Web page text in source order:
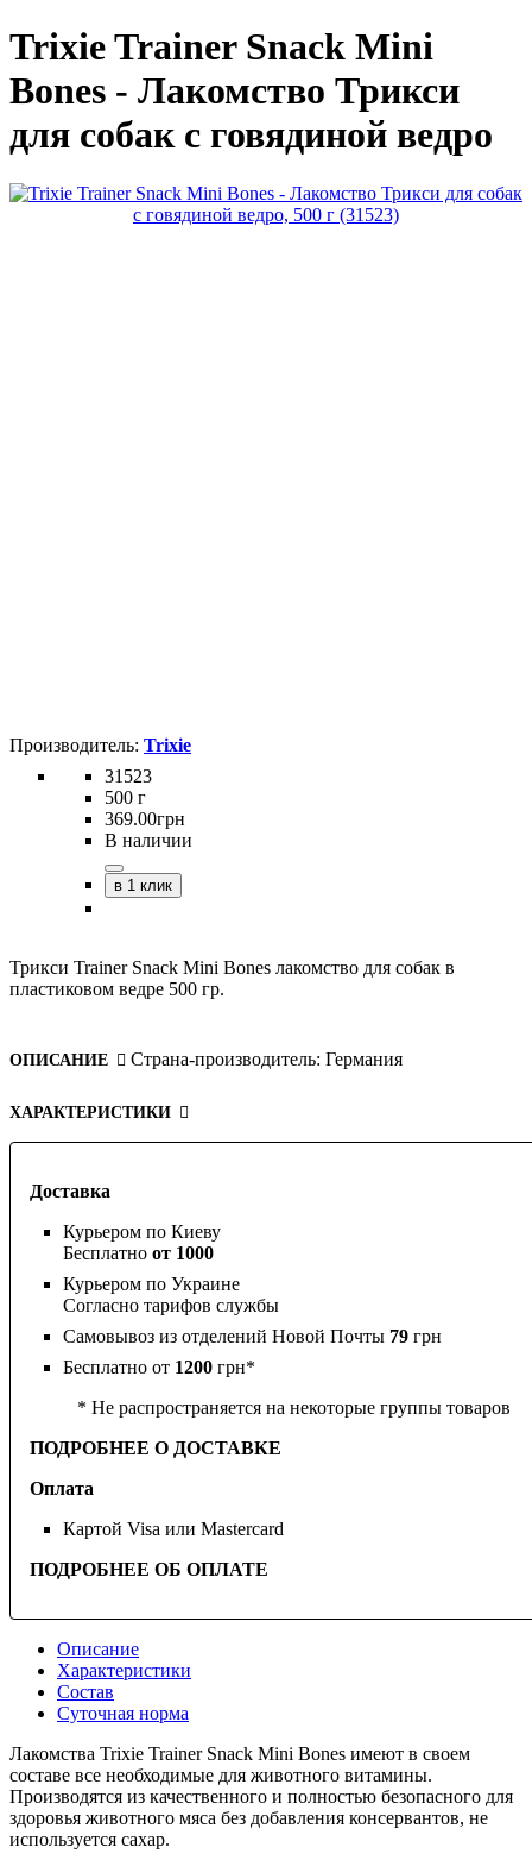
Trixie Trainer Snack Mini
Bones - Лакомство Трикси
для собак с говядиной ведро
Доставка
Курьером по Киеву
Бесплатно от 1000
Курьером по Украине
Согласно тарифов службы
Самовывоз из отделений Новой Почты 79 грн
Бесплатно от 1200 грн*
* Не распространяется на некоторые группы товаров
ПОДРОБНЕЕ О ДОСТАВКЕ
Оплата
Картой Visa или Mastercard
ПОДРОБНЕЕ ОБ ОПЛАТЕ
Trixie
31523
500 г
369.00грн
В наличии
в 1 клик
Трикси Trainer Snack Mini Bones лакомство для собак в
пластиковом ведре 500 гр.
ОПИСАНИЕ Страна-производитель: Германия
ХАРАКТЕРИСТИКИ
Описание
Характеристики
Состав
Суточная норма
Лакомства Trixie Trainer Snack Mini Bones имеют в своем
составе все необходимые для животного витамины.
Производятся из качественного и полностью безопасного для
здоровья животного мяса без добавления консервантов, не
используется сахар.